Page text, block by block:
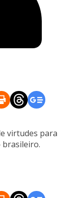
virtudes para
brasileiro.